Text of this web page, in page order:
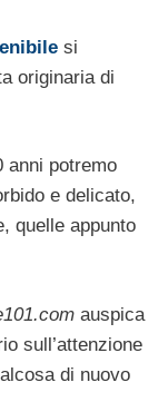
si
originaria di
anni potremo
e delicato,
quelle appunto
auspica
sull’attenzione
di nuovo